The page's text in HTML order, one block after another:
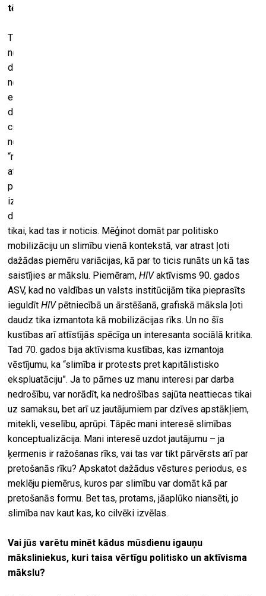
tēmai?
Tā bija neliela izstāde Potsdamā 2015. gadā, kuras
nosaukums bija “Uz drīzu izveseļošanos!” Šo frāzi es
dzirdu ļoti bieži, kad esmu sāpēs. Bet tas nenotiks – es
nekad neatveseļošos, mana slimība ir hroniska. Bet ar laiku
es sapratu, ka šis draudzīgais novēlējums vienlaikus ir arī
darba vides imperatīvs, jo kapitālismam vajag veselus
cilvēkus. Kad mani kolēģi saka, lai es drīz izveseļojos, viņi
neapzināti uz to uzstāj. Neskatoties uz to, ka es nekad
“neizveseļošos”. Bet pastāv imperatīvs pēc iespējas ātrāk
atgriezties darbā. Un tad, reaģējot uz šo situāciju, es sāku
pētīt, kad slimības vai invaliditātes pieredze tikusi
izmantota, lai izteiktu sociālu kritiku. Šī izstāde apkopoja
dažus tādus momentus, galvenokārt no 70. gadiem, bet ne
tikai, kad tas ir noticis. Mēģinot domāt par politisko
mobilizāciju un slimību vienā kontekstā, var atrast ļoti
dažādas piemēru variācijas, kā par to ticis runāts un kā tas
saistījies ar mākslu. Piemēram,HIVaktīvisms 90. gados
ASV, kad no valdības un valsts institūcijām tika pieprasīts
ieguldītHIVpētniecībā un ārstēšanā, grafiskā māksla ļoti
daudz tika izmantota kā mobilizācijas rīks. Un no šīs
kustības arī attīstījās spēcīga un interesanta sociālā kritika.
Tad 70. gados bija aktīvisma kustības, kas izmantoja
vēstījumu, ka “slimība ir protests pret kapitālistisko
ekspluatāciju”. Ja to pārnes uz manu interesi par darba
nedrošību, var norādīt, ka nedrošības sajūta neattiecas tikai
uz samaksu, bet arī uz jautājumiem par dzīves apstākļiem,
mitekli, veselību, aprūpi. Tāpēc mani interesē slimības
konceptualizācija. Mani interesē uzdot jautājumu – ja
ķermenis ir ražošanas rīks, vai tas var tikt pārvērsts arī par
pretošanās rīku? Apskatot dažādus vēstures periodus, es
meklēju piemērus, kuros par slimību var domāt kā par
pretošanās formu. Bet tas, protams, jāaplūko niansēti, jo
slimība nav kaut kas, ko cilvēki izvēlas.
Vai jūs varētu minēt kādus mūsdienu igauņu
māksliniekus, kuri taisa vērtīgu politisko un aktīvisma
mākslu?